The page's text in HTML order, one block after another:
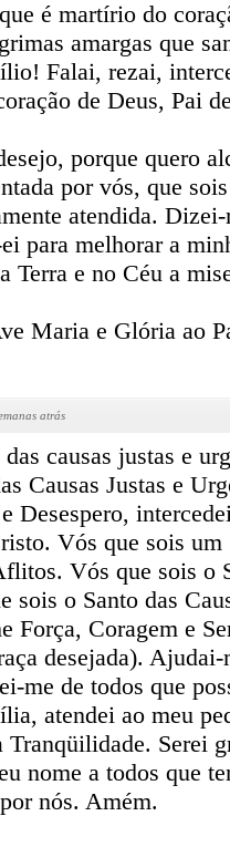
é martírio do
amargas que
Falai, rezai,
de Deus, Pai
porque quero
por vós, que
atendida.
para melhorar a
Terra e no Céu a
Maria e Glória ao
atrás
causas justas e
Causas Justas e
Desespero,
Vós que sois
Vós que sois o
sois o Santo das
Força, Coragem e
desejada). Ajudai-
me de todos que
atendei ao meu
Serei
nome a todos que
nós. Amém.